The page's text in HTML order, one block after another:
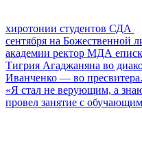
хиротонии студентов СДА
сентября на Божественной
академии ректор МДА
Тигрия Агаджаняна во
Иванченко — во пресвитера.
«Я стал не верующим, а
провел занятие с